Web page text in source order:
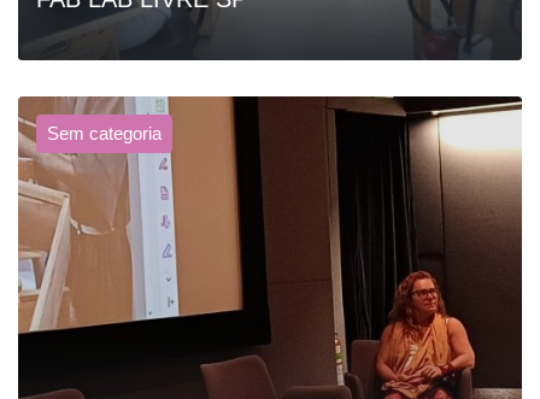
VER MAIS
Sem categoria